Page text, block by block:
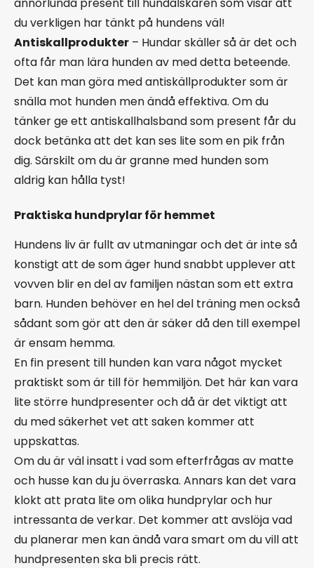
du verkligen har tänkt på hundens väl!
Antiskallprodukter – Hundar skäller så är det och
ofta får man lära hunden av med detta beteende.
Det kan man göra med antiskällprodukter som är
snälla mot hunden men ändå effektiva. Om du
tänker ge ett antiskallhalsband som present får du
dock betänka att det kan ses lite som en pik från
dig. Särskilt om du är granne med hunden som
aldrig kan hålla tyst!
Praktiska hundprylar för hemmet
Hundens liv är fullt av utmaningar och det är inte så
konstigt att de som äger hund snabbt upplever att
vovven blir en del av familjen nästan som ett extra
barn. Hunden behöver en hel del träning men också
sådant som gör att den är säker då den till exempel
är ensam hemma.
En fin present till hunden kan vara något mycket
praktiskt som är till för hemmiljön. Det här kan vara
lite större hundpresenter och då är det viktigt att
du med säkerhet vet att saken kommer att
uppskattas.
Om du är väl insatt i vad som efterfrågas av matte
och husse kan du ju överraska. Annars kan det vara
klokt att prata lite om olika hundprylar och hur
intressanta de verkar. Det kommer att avslöja vad
du planerar men kan ändå vara smart om du vill att
hundpresenten ska bli precis rätt.